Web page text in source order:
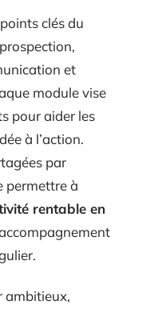
clés du
et
module vise
pour aider les
à l’action.
par
permettre à
rentable en
ambitieux,